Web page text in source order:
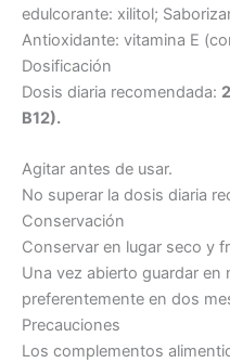
edulcorante: xilitol;
Antioxidante: vitamina E
Dosificación
Dosis diaria recomendada:
B12).
Agitar antes de usar.
No superar la dosis diaria
Conservación
Conservar en lugar seco y
Una vez abierto guardar en
preferentemente en dos
Precauciones
Los complementos